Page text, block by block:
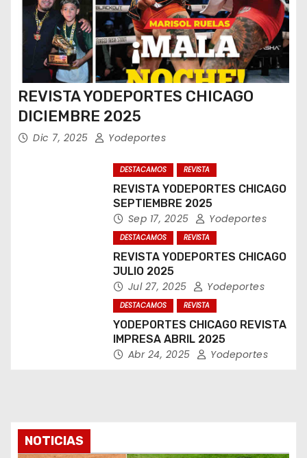
REVISTA YODEPORTES CHICAGO
DICIEMBRE 2025
Dic 7, 2025 Yodeportes
DESTACAMOS REVISTA
REVISTA YODEPORTES CHICAGO
SEPTIEMBRE 2025
Sep 17, 2025 Yodeportes
DESTACAMOS REVISTA
REVISTA YODEPORTES CHICAGO
JULIO 2025
Jul 27, 2025 Yodeportes
DESTACAMOS REVISTA
YODEPORTES CHICAGO REVISTA
IMPRESA ABRIL 2025
Abr 24, 2025 Yodeportes
NOTICIAS